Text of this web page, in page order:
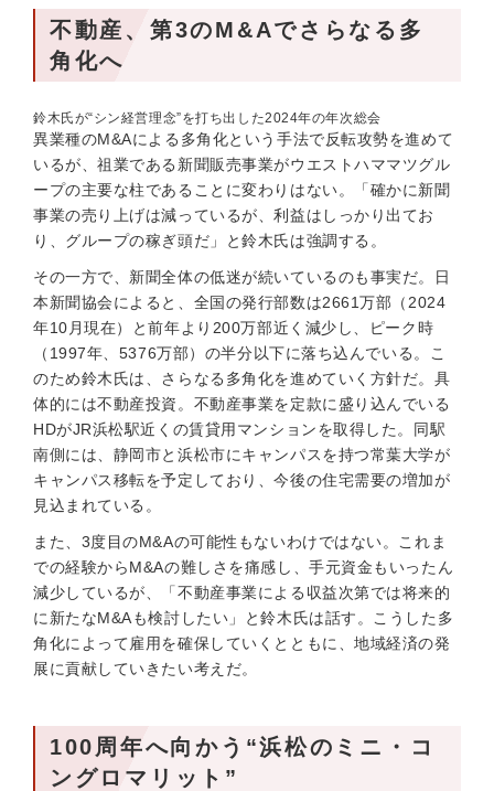
不動産、第3のM&Aでさらなる多
角化へ
鈴木氏が“シン経営理念”を打ち出した2024年の年次総会
異業種のM&Aによる多角化という手法で反転攻勢を進めて
いるが、祖業である新聞販売事業がウエストハママツグル
ープの主要な柱であることに変わりはない。「確かに新聞
事業の売り上げは減っているが、利益はしっかり出てお
り、グループの稼ぎ頭だ」と鈴木氏は強調する。
その一方で、新聞全体の低迷が続いているのも事実だ。日
本新聞協会によると、全国の発行部数は2661万部（2024
年10月現在）と前年より200万部近く減少し、ピーク時
（1997年、5376万部）の半分以下に落ち込んでいる。こ
のため鈴木氏は、さらなる多角化を進めていく方針だ。具
体的には不動産投資。不動産事業を定款に盛り込んでいる
HDがJR浜松駅近くの賃貸用マンションを取得した。同駅
南側には、静岡市と浜松市にキャンパスを持つ常葉大学が
キャンパス移転を予定しており、今後の住宅需要の増加が
見込まれている。
また、3度目のM&Aの可能性もないわけではない。これま
での経験からM&Aの難しさを痛感し、手元資金もいったん
減少しているが、「不動産事業による収益次第では将来的
に新たなM&Aも検討したい」と鈴木氏は話す。こうした多
角化によって雇用を確保していくとともに、地域経済の発
展に貢献していきたい考えだ。
100周年へ向かう“浜松のミニ・コ
ングロマリット”